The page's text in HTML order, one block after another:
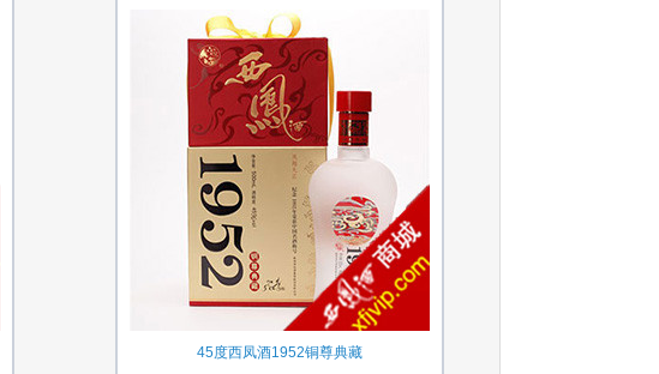
45度西凤酒1952铜尊典藏